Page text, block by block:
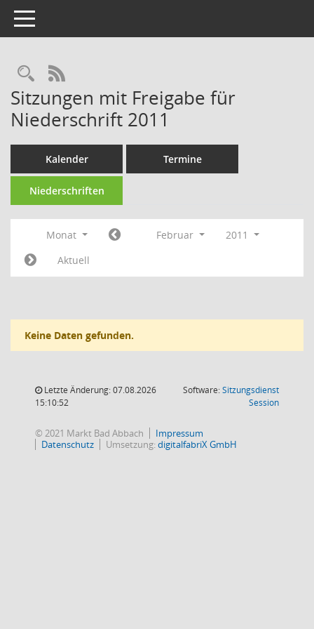
Toggle navigation
RSS-Feed
Sitzungen mit Freigabe für
Niederschrift 2011
Kalender Termine
Niederschriften
Monat Februar
2011
Aktuell
Keine Daten gefunden.
Letzte Änderung: 07.08.2026
15:10:52
Software:Sitzungsdienst
Session(Wird in
© 2021 Markt Bad Abbach
Impressum
Datenschutz
Umsetzung:digitalfabriX GmbH